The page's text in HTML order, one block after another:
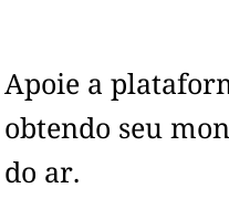
Apoie a
obtendo seu
do ar.